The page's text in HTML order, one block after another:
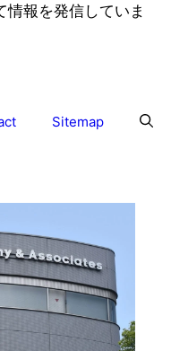
情報を発信していま
Sitemap